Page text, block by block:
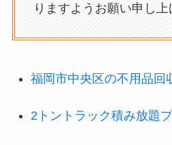
りますようお願い申し上
福岡市中央区の不用品回
2トントラック積み放題